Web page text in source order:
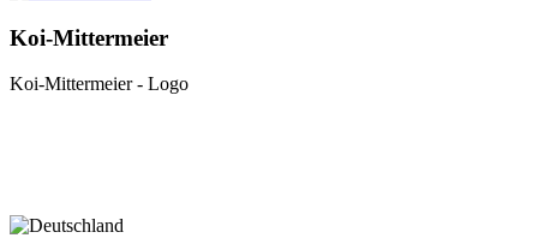
Koi-Mittermeier
Koi-Mittermeier - Logo